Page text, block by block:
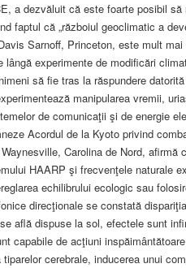
a dezvăluit că este foarte posibil să
faptul că „războiul geoclimatic a
Sarnoff, Princeton, este mult
lângă experimente de modificări
să fie tras la răspundere
manipularea vremii,
de comunicaţii şi de energie
Acordul de la Kyoto privind
Carolina de Nord,
HAARP şi frecvenţele naturale
echilibrului ecologic sau
direcţionale se constată
află dispuse la sol, efectele sunt
capabile de acţiuni
cerebrale, inducerea unui